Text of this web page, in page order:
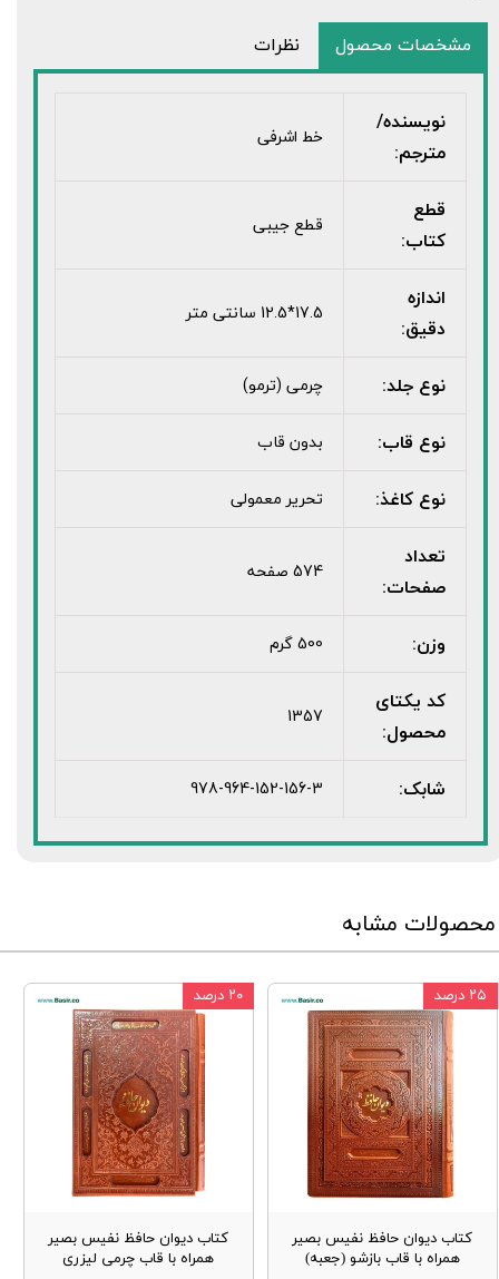
مشخصات محصول نظرات
نویسنده/
مترجم:
خط اشرفی
قطع
کتاب:
قطع جیبی
اندازه
دقیق:
17.5*12.5 سانتی متر
نوع جلد: چرمی (ترمو)
نوع قاب: بدون قاب
نوع کاغذ: تحریر معمولی
تعداد
صفحات:
574 صفحه
وزن: 500 گرم
کد یکتای
محصول:
1357
شابک: 978-964-152-156-3
محصولات مشابه
کتاب دیوان حافظ نفیس بصیر
همراه با قاب بازشو (جعبه)
۲۵ درصد
کتاب دیوان حافظ نفیس بصیر
همراه با قاب چرمی لیزری
۲۰ درصد